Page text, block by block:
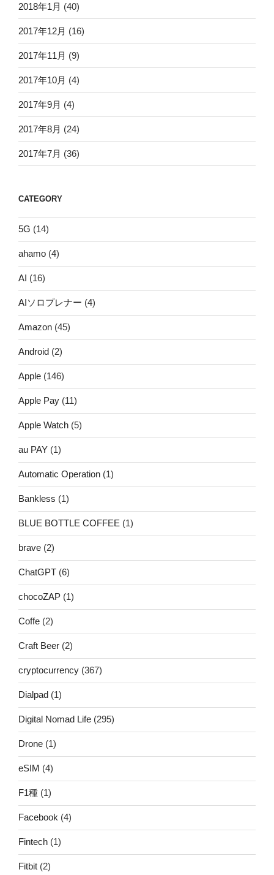
2018年1月 (40)
2017年12月 (16)
2017年11月 (9)
2017年10月 (4)
2017年9月 (4)
2017年8月 (24)
2017年7月 (36)
CATEGORY
5G (14)
ahamo (4)
AI (16)
AIソロプレナー (4)
Amazon (45)
Android (2)
Apple (146)
Apple Pay (11)
Apple Watch (5)
au PAY (1)
Automatic Operation (1)
Bankless (1)
BLUE BOTTLE COFFEE (1)
brave (2)
ChatGPT (6)
chocoZAP (1)
Coffe (2)
Craft Beer (2)
cryptocurrency (367)
Dialpad (1)
Digital Nomad Life (295)
Drone (1)
eSIM (4)
F1種 (1)
Facebook (4)
Fintech (1)
Fitbit (2)